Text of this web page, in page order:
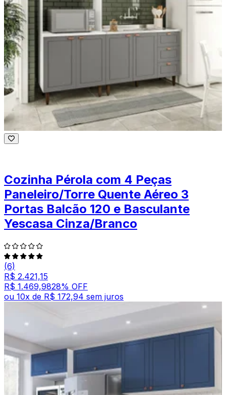
Cozinha Pérola com 4 Peças
Paneleiro/Torre Quente Aéreo 3
Portas Balcão 120 e Basculante
Yescasa Cinza/Branco
(6)
R$ 2.421,15
R$ 1.469,9828% OFF
ou 10x de R$ 172,94 sem juros